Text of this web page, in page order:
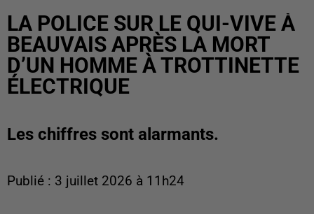
LA POLICE SUR LE QUI-VIVE À
BEAUVAIS APRÈS LA MORT
D’UN HOMME À TROTTINETTE
ÉLECTRIQUE
Les chiffres sont alarmants.
Publié : 3 juillet 2026 à 11h24